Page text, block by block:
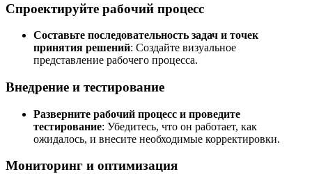
Спроектируйте рабочий процесс
Составьте последовательность задач и точек
принятия решений: Создайте визуальное
представление рабочего процесса.
Внедрение и тестирование
Разверните рабочий процесс и проведите
тестирование: Убедитесь, что он работает, как
ожидалось, и внесите необходимые корректировки.
Мониторинг и оптимизация